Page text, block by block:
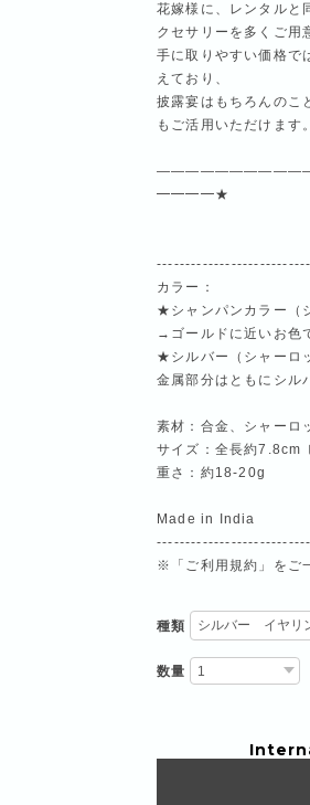
花嫁様に、レンタルと
クセサリーを多くご用
手に取りやすい価格で
えており、
披露宴はもちろんのこ
もご活用いただけます。
━━━━★
カラー：
★シャンパンカラー（
→ゴールドに近いお色
★シルバー（シャーロ
金属部分はともにシル
素材：合金、シャーロ
サイズ：全長約7.8cm
重さ：約18-20g
Made in India
※「ご利用規約」をご
種類
数量